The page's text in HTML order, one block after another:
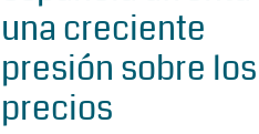
una creciente
presión sobre los
precios